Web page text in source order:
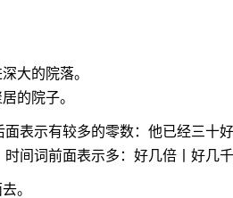
大的院落。
的院子。
表示有较多的零数：他已经三十
间词前面表示多：好几倍丨好几
。